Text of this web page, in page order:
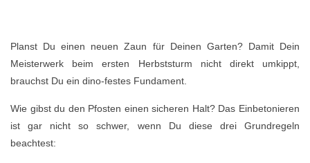
Planst Du einen neuen Zaun für Deinen Garten? Damit Dein
Meisterwerk beim ersten Herbststurm nicht direkt umkippt,
brauchst Du ein dino-festes Fundament.
Wie gibst du den Pfosten einen sicheren Halt? Das Einbetonieren
ist gar nicht so schwer, wenn Du diese drei Grundregeln
beachtest: